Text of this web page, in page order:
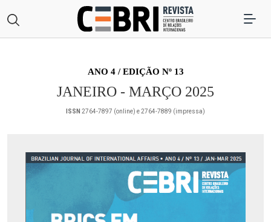
ANO 4 / EDIÇÃO Nº 13
JANEIRO - MARÇO 2025
ISSN 2764-7897 (online) e 2764-7889 (impressa)